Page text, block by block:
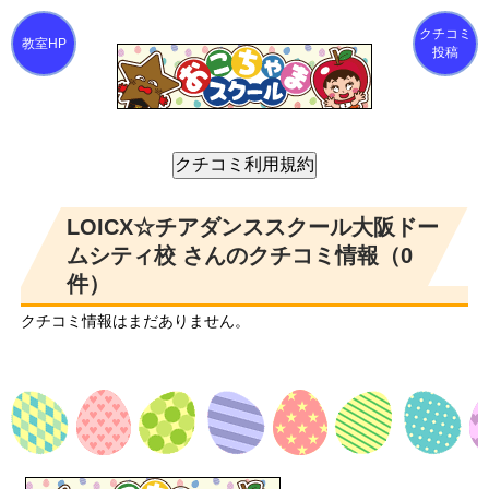
クチコミ
投稿
LOICX☆チアダンススクール大阪ドー
ムシティ校 さんのクチコミ情報（0
件）
クチコミ情報はまだありません。